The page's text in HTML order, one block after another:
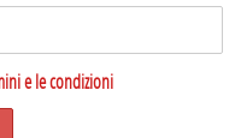
e le condizioni